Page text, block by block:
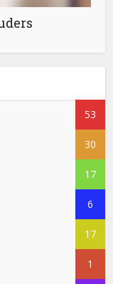
53
30
17
6
17
1